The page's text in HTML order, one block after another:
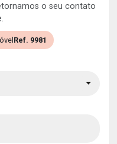
o seu contato
Ref. 9981